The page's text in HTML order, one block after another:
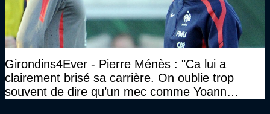
Girondins4Ever - Pierre Ménès : "Ca lui a
clairement brisé sa carrière. On oublie trop
souvent de dire qu’un mec comme Yoann